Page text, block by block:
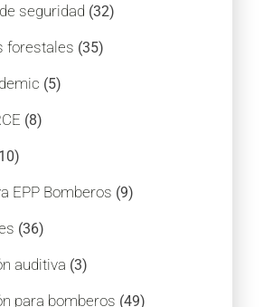
seguridad (32)
forestales (35)
(5)
(8)
EPP Bomberos (9)
(36)
auditiva (3)
para bomberos (49)